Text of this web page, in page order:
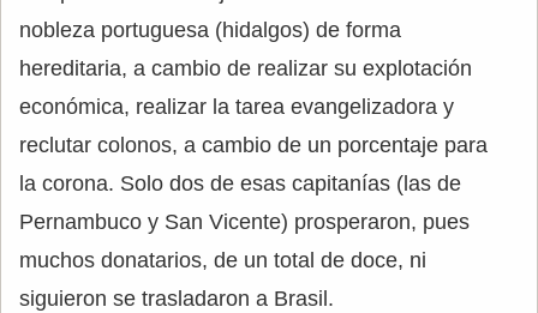
nobleza portuguesa (hidalgos) de forma
hereditaria, a cambio de realizar su explotación
económica, realizar la tarea evangelizadora y
reclutar colonos, a cambio de un porcentaje para
la corona. Solo dos de esas capitanías (las de
Pernambuco y San Vicente) prosperaron, pues
muchos donatarios, de un total de doce, ni
siguieron se trasladaron a Brasil.